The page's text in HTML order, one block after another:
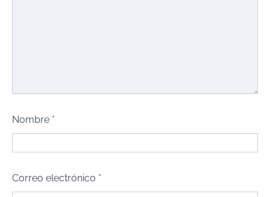
Nombre *
Correo electrónico *